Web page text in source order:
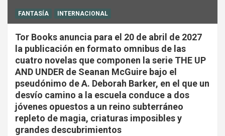
FANTASÍA INTERNACIONAL
Tor Books anuncia para el 20 de abril de 2027
la publicación en formato omnibus de las
cuatro novelas que componen la serie THE UP
AND UNDER de Seanan McGuire bajo el
pseudónimo de A. Deborah Barker, en el que un
desvío camino a la escuela conduce a dos
jóvenes opuestos a un reino subterráneo
repleto de magia, criaturas imposibles y
grandes descubrimientos